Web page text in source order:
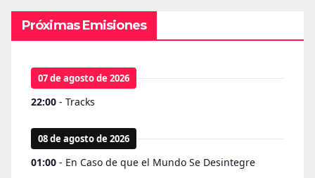
Próximas Emisiones